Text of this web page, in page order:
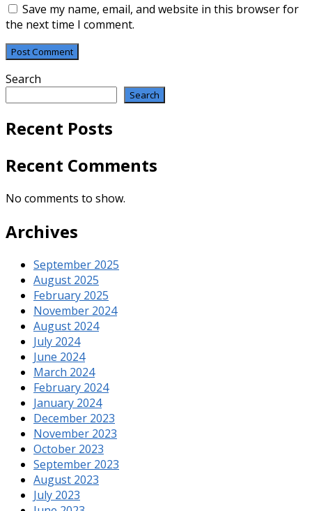
Save my name, email, and website in this browser for
the next time I comment.
Search
Search
Recent Posts
Recent Comments
No comments to show.
Archives
September 2025
August 2025
February 2025
November 2024
August 2024
July 2024
June 2024
March 2024
February 2024
January 2024
December 2023
November 2023
October 2023
September 2023
August 2023
July 2023